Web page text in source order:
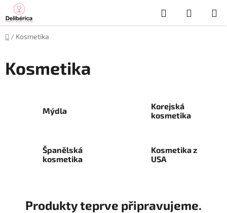
Přejít
na
obsah
Hledat
KOŠÍK
Domů
/ Kosmetika
Kosmetika
Mýdla
Korejská
kosmetika
Španělská
kosmetika
Kosmetika z
USA
Produkty teprve připravujeme.